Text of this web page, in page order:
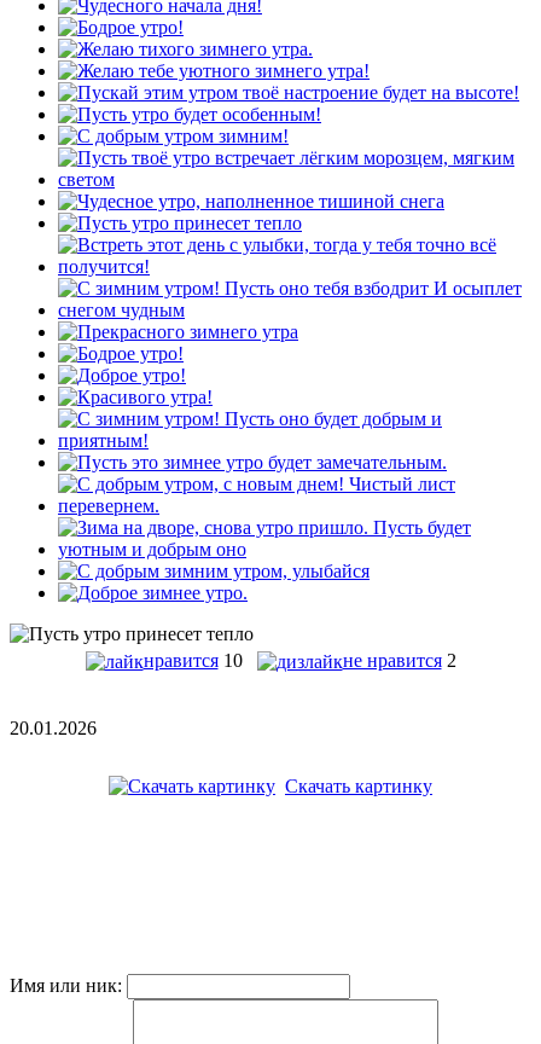
нравится 10 не нравится 2
20.01.2026
Скачать картинку
Имя или ник: